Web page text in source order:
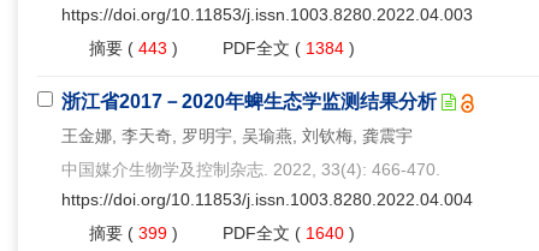
https://doi.org/10.11853/j.issn.1003.8280.2022.04.003
摘要 ( 443 ) PDF全文 ( 1384 )
浙江省2017－2020年蜱生态学监测结果分析
王金娜, 李天奇, 罗明宇, 吴瑜燕, 刘钦梅, 龚震宇
中国媒介生物学及控制杂志. 2022, 33(4): 466-470.
https://doi.org/10.11853/j.issn.1003.8280.2022.04.004
摘要 ( 399 ) PDF全文 ( 1640 )